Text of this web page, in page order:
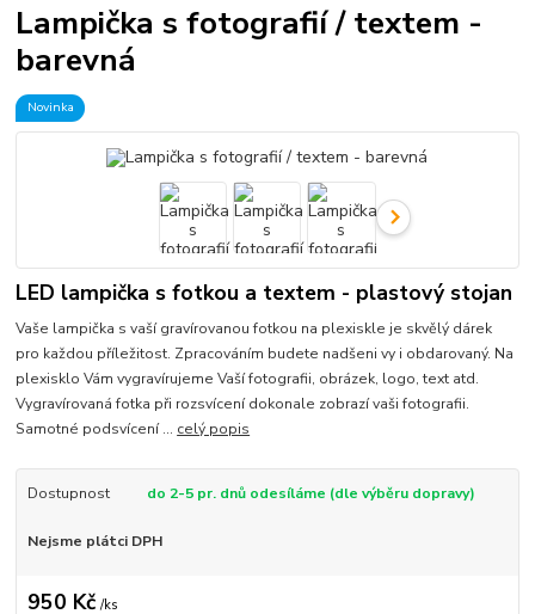
Lampička s fotografií / textem -
barevná
Novinka
LED lampička s fotkou a textem - plastový stojan
Vaše lampička s vaší gravírovanou fotkou na plexiskle je skvělý dárek
pro každou příležitost. Zpracováním budete nadšeni vy i obdarovaný. Na
plexisklo Vám vygravírujeme Vaší fotografii, obrázek, logo, text atd.
Vygravírovaná fotka při rozsvícení dokonale zobrazí vaši fotografii.
Samotné podsvícení ... celý popis
Dostupnost do 2-5 pr. dnů odesíláme (dle výběru dopravy)
Nejsme plátci DPH
950 Kč /ks